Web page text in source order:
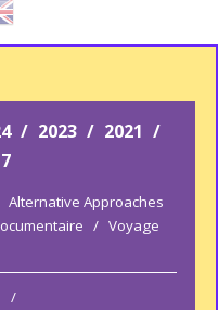
/ 2023 / 2021 /
Alternative Approaches
/ Voyage
/